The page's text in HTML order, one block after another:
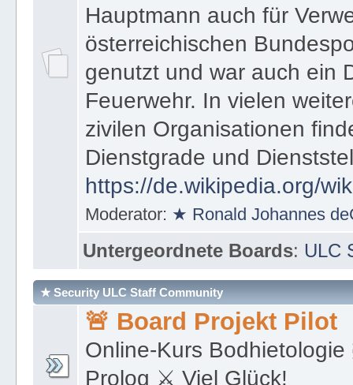
Hauptmann auch für
österreichischen
genutzt und war auch ein
Feuerwehr. In vielen
zivilen Organisationen
Dienstgrade und
https://de.wikipedia.org/
Moderator: ★ Ronald Johannes
Untergeordnete Boards: ULC
★ Security ULC Staff Community
🚨 Board Projekt Pilot
Online-Kurs
Prolog ⚔ Viel Glück!